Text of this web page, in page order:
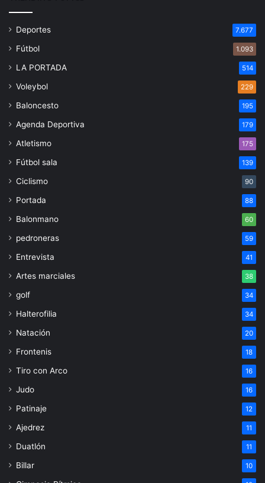
Deportes 7.677
Fútbol 1.093
LA PORTADA 514
Voleybol 229
Baloncesto 195
Agenda Deportiva 179
Atletismo 175
Fútbol sala 139
Ciclismo 90
Portada 88
Balonmano 60
pedroneras 59
Entrevista 41
Artes marciales 38
golf 34
Halterofilia 34
Natación 20
Frontenis 18
Tiro con Arco 16
Judo 16
Patinaje 12
Ajedrez 11
Duatlón 11
Billar 10